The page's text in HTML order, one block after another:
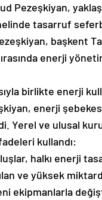
Pezeşkiyan,
tasarruf
başkent
enerji
birlikte enerji
enerji
Yerel ve ulusal
kullandı:
halkı enerji
ve yüksek
ekipmanlarla